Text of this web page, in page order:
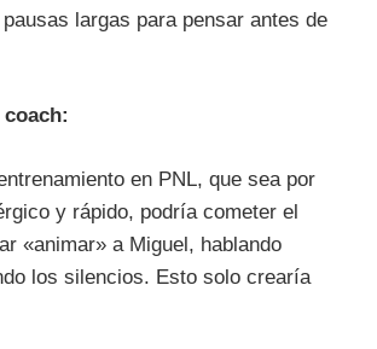
largas para pensar antes de
en PNL, que sea por
y rápido, podría cometer el
«animar» a Miguel, hablando
los silencios. Esto solo crearía